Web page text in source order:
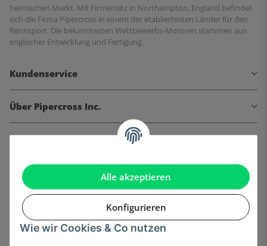
Alle akzeptieren
Konfigurieren
Wie wir Cookies & Co nutzen
heimischen Markt. Mit Firmensitz in Northampton, England befindet
sich die Firma Pipercross in einem der etabliertesten Länder für den
Rennsport. Die bekanntesten Wettbewerbs-Motoren stammen aus
englischer Entwicklung und Fertigung.
Kundenservice
Über Pipercross Inc.
Informationen
Gesetzliche Informationen